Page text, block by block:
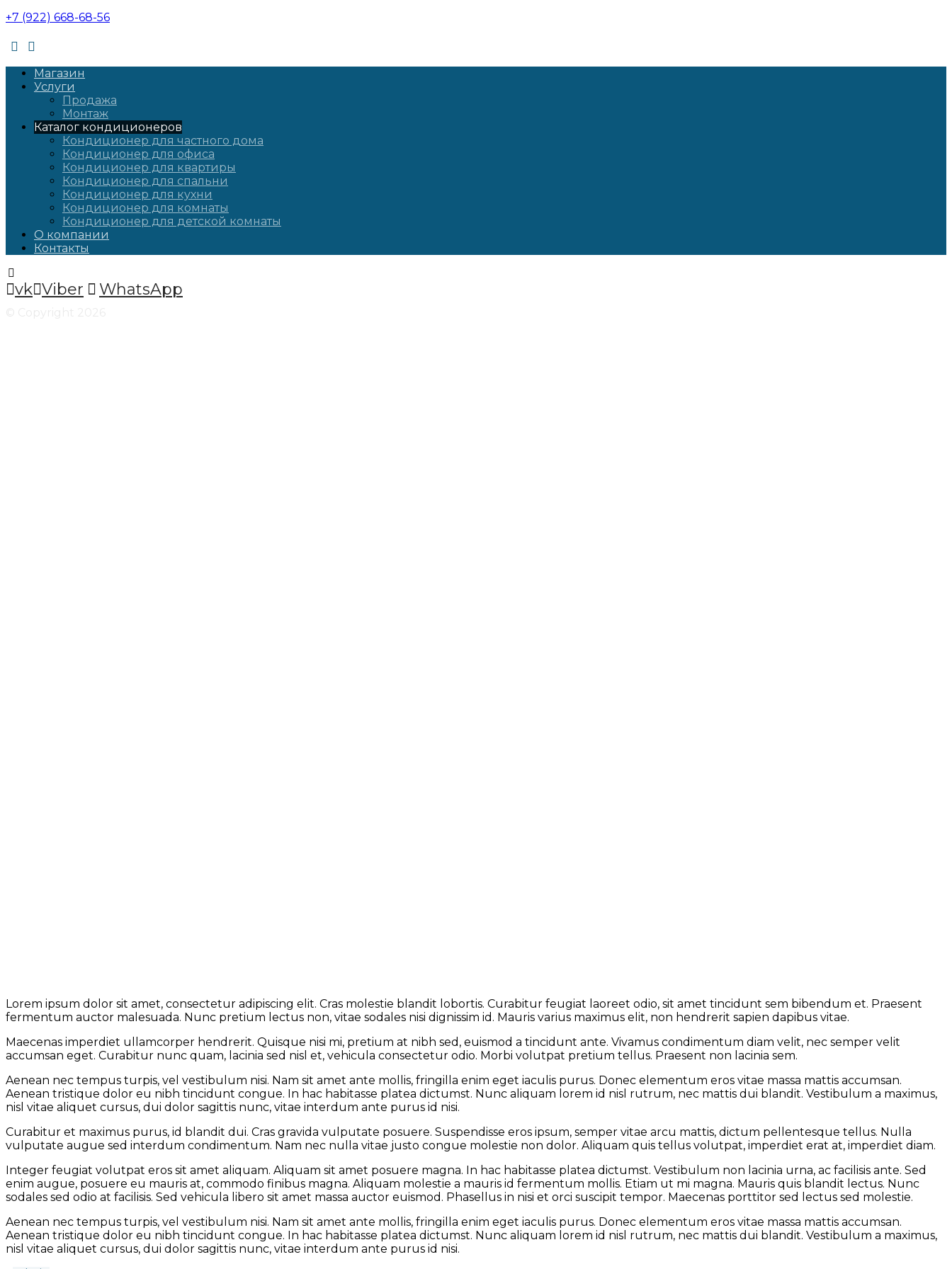
+7 (922) 668-68-56
Магазин
Услуги
Продажа
Монтаж
Каталог кондиционеров
Кондиционер для частного дома
Кондиционер для офиса
Кондиционер для квартиры
Кондиционер для спальни
Кондиционер для кухни
Кондиционер для комнаты
Кондиционер для детской комнаты
О компании
Контакты
vk Viber WhatsApp
Lorem ipsum dolor sit amet, consectetur adipiscing elit. Cras molestie blandit lobortis. Curabitur feugiat laoreet odio, sit amet tincidunt sem bibendum et. Praesent
fermentum auctor malesuada. Nunc pretium lectus non, vitae sodales nisi dignissim id. Mauris varius maximus elit, non hendrerit sapien dapibus vitae.
Maecenas imperdiet ullamcorper hendrerit. Quisque nisi mi, pretium at nibh sed, euismod a tincidunt ante. Vivamus condimentum diam velit, nec semper velit
accumsan eget. Curabitur nunc quam, lacinia sed nisl et, vehicula consectetur odio. Morbi volutpat pretium tellus. Praesent non lacinia sem.
Aenean nec tempus turpis, vel vestibulum nisi. Nam sit amet ante mollis, fringilla enim eget iaculis purus. Donec elementum eros vitae massa mattis accumsan.
Aenean tristique dolor eu nibh tincidunt congue. In hac habitasse platea dictumst. Nunc aliquam lorem id nisl rutrum, nec mattis dui blandit. Vestibulum a maximus,
nisl vitae aliquet cursus, dui dolor sagittis nunc, vitae interdum ante purus id nisi.
Curabitur et maximus purus, id blandit dui. Cras gravida vulputate posuere. Suspendisse eros ipsum, semper vitae arcu mattis, dictum pellentesque tellus. Nulla
vulputate augue sed interdum condimentum. Nam nec nulla vitae justo congue molestie non dolor. Aliquam quis tellus volutpat, imperdiet erat at, imperdiet diam.
Integer feugiat volutpat eros sit amet aliquam. Aliquam sit amet posuere magna. In hac habitasse platea dictumst. Vestibulum non lacinia urna, ac facilisis ante. Sed
enim augue, posuere eu mauris at, commodo finibus magna. Aliquam molestie a mauris id fermentum mollis. Etiam ut mi magna. Mauris quis blandit lectus. Nunc
sodales sed odio at facilisis. Sed vehicula libero sit amet massa auctor euismod. Phasellus in nisi et orci suscipit tempor. Maecenas porttitor sed lectus sed molestie.
Aenean nec tempus turpis, vel vestibulum nisi. Nam sit amet ante mollis, fringilla enim eget iaculis purus. Donec elementum eros vitae massa mattis accumsan.
Aenean tristique dolor eu nibh tincidunt congue. In hac habitasse platea dictumst. Nunc aliquam lorem id nisl rutrum, nec mattis dui blandit. Vestibulum a maximus,
nisl vitae aliquet cursus, dui dolor sagittis nunc, vitae interdum ante purus id nisi.